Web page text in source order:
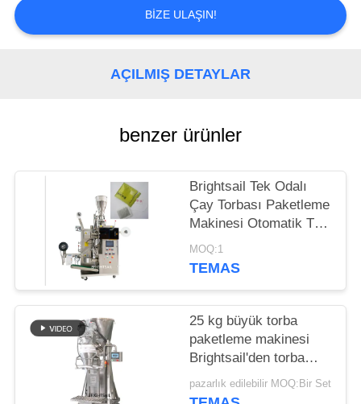
VAKALAR
PRIVACY
BIZE ULAŞIN!
AÇILMIŞ DETAYLAR
benzer ürünler
Brightsail Tek Odalı
Çay Torbası Paketleme
Makinesi Otomatik Toz
Paketleme Makinesi
MOQ:1
TEMAS
25 kg büyük torba
paketleme makinesi
Brightsail'den torba
yapmak için baharat
tozu paketleme
pazarlık edilebilir MOQ:Bir Set